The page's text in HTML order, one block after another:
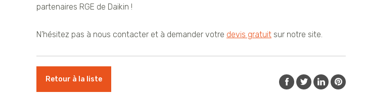
partenaires RGE de Daikin !
N’hésitez pas à nous contacter et à demander votre devis gratuit sur notre site.
Retour à la liste